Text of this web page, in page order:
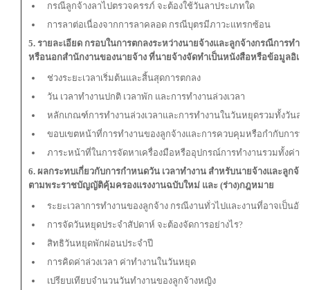
กรณีลูกจ้างลาไปตรวจครรภ์ จะต้องใช้วันลาประเภทใด
การลาต่อเนื่องจากการลาคลอด กรณีบุตรมีภาวะแทรกซ้อน
5. รายละเอียด กรอบในการตกลงระหว่างนายจ้างและลูกจ้างกรณีการทำ
หรือนอกสำนักงานของนายจ้าง ที่นายจ้างจัดทำเป็นหนังสือหรือข้อมูลอิเล็
ช่วงระยะเวลาเริ่มต้นและสิ้นสุดการตกลง
วัน เวลาทำงานปกติ เวลาพัก และการทำงานล่วงเวลา
หลักเกณฑ์การทำงานล่วงเวลาและการทำงานในวันหยุดรวมทั้งวันลา
ขอบเขตหน้าที่การทำงานของลูกจ้างและการควบคุมหรือกำกับการท
ภาระหน้าที่ในการจัดหาเครื่องมือหรืออุปกรณ์การทำงานรวมทั้งค่าใ
6. ผลกระทบเกี่ยวกับการกำหนดวัน เวลาทำงาน สำหรับนายจ้างและลูกจ้าง
ตามพระราชบัญญัติคุ้มครองแรงงานฉบับใหม่ และ (ร่าง)กฎหมาย
ระยะเวลาการทำงานของลูกจ้าง กรณีงานทั่วไปและงานที่อาจเป็นอัน
การจัดวันหยุดประจำสัปดาห์ จะต้องจัดการอย่างไร?
สิทธิวันหยุดพักผ่อนประจำปี
การคิดค่าล่วงเวลา ค่าทำงานในวันหยุด
เปรียบเทียบจำนวนวันทำงานของลูกจ้างหญิง